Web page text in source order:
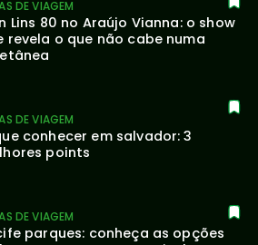
DE VIAGEM
Lins 80 no Araújo Vianna: o show
revela o que não cabe numa
DE VIAGEM
conhecer em salvador: 3
points
DE VIAGEM
parques: conheça as opções